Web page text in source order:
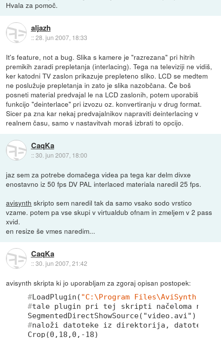
Hvala za pomoč.
aljazh
::28. jun 2007, 18:33
It's feature, not a bug. Slika s kamere je "razrezana" pri hitrih
premikih zaradi prepletanja (interlacing). Tega na televiziji ne vidiš,
ker katodni TV zaslon prikazuje prepleteno sliko. LCD se medtem
ne poslužuje prepletanja in zato je slika nazobčana. Če boš
posneti material predvajal le na LCD zaslonih, potem uporabiš
funkcijo "deinterlace" pri izvozu oz. konvertiranju v drug format.
Sicer pa zna kar nekaj predvajalnikov napraviti deinterlacing v
realnem času, samo v nastavitvah moraš izbrati to opcijo.
CaqKa
::30. jun 2007, 18:00
jaz sem za potrebe domačega videa pa tega kar delm divxe
enostavno iz 50 fps DV PAL interlaced materiala naredil 25 fps.
avisynth skripto sem naredil tak da samo vsako sodo vrstico
vzame. potem pa vse skupi v virtualdub ofnam in zmeljem v 2 pass
xvid.
en resize še vmes naredim...
CaqKa
::30. jun 2007, 21:42
avisynth skripta ki jo uporabljam za zgoraj opisan postopek:
#LoadPlugin( "C:\Program Files\AviSynth
#tale plugin pri tej skripti načeloma ne
#naloži datoteke iz direktorija, datoteke